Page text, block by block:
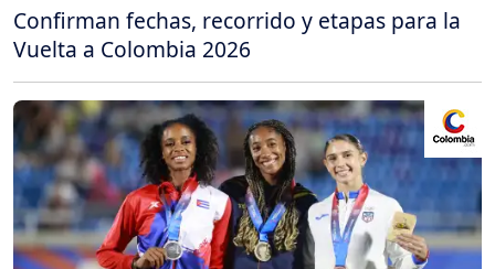
Confirman fechas, recorrido y etapas para la
Vuelta a Colombia 2026